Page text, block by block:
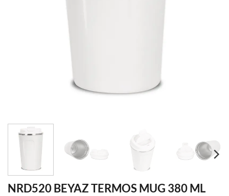
NRD520 BEYAZ TERMOS MUG 380 ML